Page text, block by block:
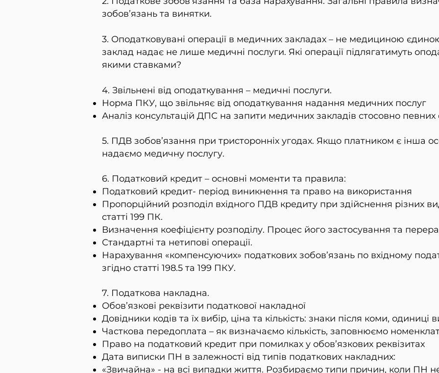
зобов’язань та винятки.
3. Оподатковувані операції в медичних закладах – не медициною
заклад надає не лише медичні послуги. Які операції підлягатимуть
якими ставками?
4. Звільнені від оподаткування – медичні послуги.
Норма ПКУ, що звільняє від оподаткування надання медичних послуг
Аналіз консультацій ДПС на запити медичних закладів стосовно певних
5. ПДВ зобов’язання при тристоронніх угодах. Якщо платником є інша
надаємо медичну послугу.
6. Податковий кредит – основні моменти та правила:
Податковий кредит- період виникнення та право на використання
Пропорційний розподіл вхідного ПДВ кредиту при здійснення різних
статті 199 ПК.
Визначення коефіцієнту розподілу. Процес його застосування та
Стандартні та нетипові операції.
Нарахування «компенсуючих» податкових зобов’язань по вхідному
згідно статті 198.5 та 199 ПКУ.
7. Податкова накладна.
Обов’язкові реквізити податкової накладної
Довідники кодів та їх вибір, ціна та кількість: знаки після коми, одиниці
Часткова передоплата – як визначаємо кількість, заповнюємо
Право на податковий кредит при помилках у обов’язкових реквізитах
Дата виписки ПН в залежності від типів податкових накладних:
«Звичайна» - на всі випадки життя. Розбираємо типи причин, коли ПН